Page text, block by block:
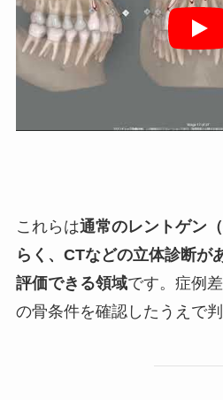
これらは通常のレントゲン
らく、CTなどの立体診断が
評価できる領域です。症例
の骨条件を確認したうえで判